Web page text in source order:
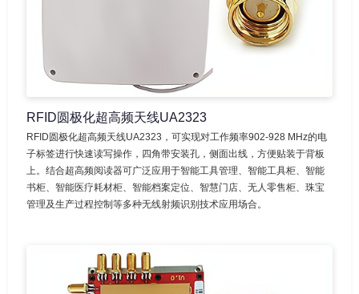
RFID圆极化超高频天线UA2323
RFID圆极化超高频天线UA2323，可实现对工作频率902-928 MHz的电
子标签进行快速读写操作，四角带安装孔，侧面出线，方便贴装于背板
上。结合超高频阅读器可广泛应用于智能工具管理、智能工具柜、智能
书柜、智能医疗耗材柜、智能档案定位、智慧门店、无人零售柜、珠宝
管理及生产过程控制等多种无线射频识别技术应用场合。